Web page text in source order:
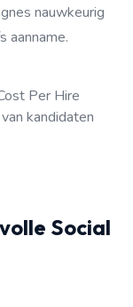
nauwkeurig
aanname.
Per Hire
kandidaten
Social